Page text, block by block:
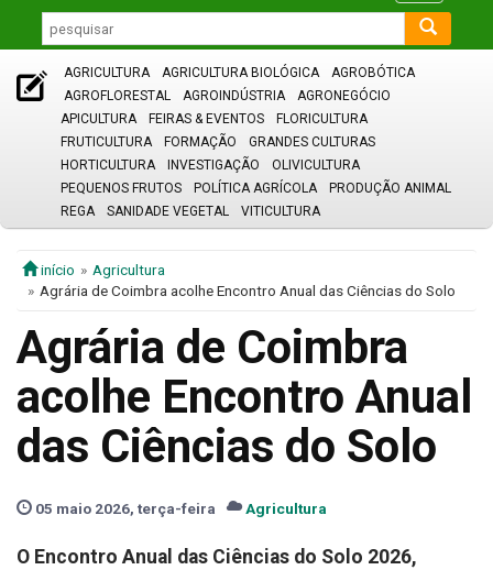
AGRICULTURA AGRICULTURA BIOLÓGICA
AGROBÓTICA
AGROFLORESTAL
AGROINDÚSTRIA
AGRONEGÓCIO
APICULTURA
FEIRAS & EVENTOS
FLORICULTURA
FRUTICULTURA
FORMAÇÃO
GRANDES CULTURAS
HORTICULTURA
INVESTIGAÇÃO
OLIVICULTURA
PEQUENOS FRUTOS
POLÍTICA AGRÍCOLA
PRODUÇÃO ANIMAL
REGA
SANIDADE VEGETAL VITICULTURA
início
Agricultura
Agrária de Coimbra acolhe Encontro Anual das Ciências do Solo
Agrária de Coimbra
acolhe Encontro Anual
das Ciências do Solo
05 maio 2026, terça-feira Agricultura
O Encontro Anual das Ciências do Solo 2026,